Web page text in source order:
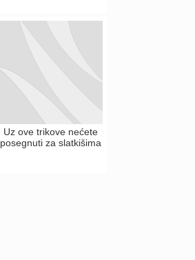
Uz ove trikove nećete
posegnuti za slatkišima